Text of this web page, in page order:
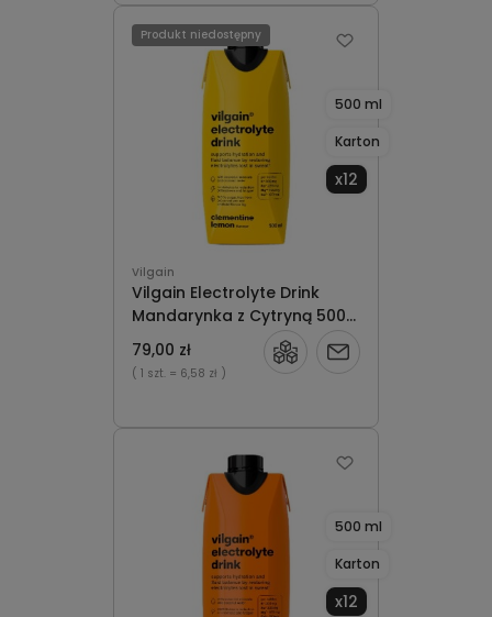
Vilgain
Vilgain Electrolyte Drink
Mandarynka z Cytryną 500
ml karton x12
500 ml
Karton
x12
79,00 zł
( 1 szt. = 6,58 zł )
Produkt niedostępny
Powiadom
500 ml
Karton
x12